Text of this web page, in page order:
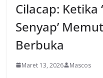
Cilacap: Ketika
Senyap’
Berbuka
Maret 13, 2026 Mascos